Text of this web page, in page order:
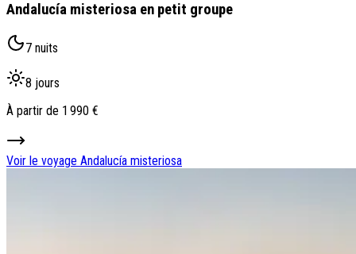
Andalucía misteriosa en petit groupe
7 nuits
8 jours
À partir de 1 990 €
Voir le voyage Andalucía misteriosa